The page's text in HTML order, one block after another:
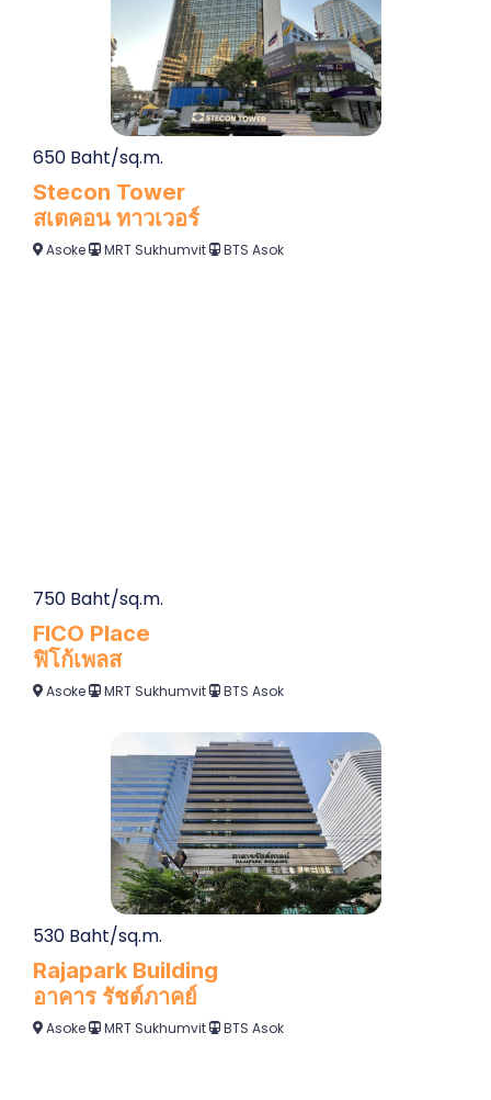
650 Baht/sq.m.
Stecon Tower
สเตคอน ทาวเวอร์
Asoke MRT Sukhumvit BTS Asok
750 Baht/sq.m.
FICO Place
ฟิโก้เพลส
Asoke MRT Sukhumvit BTS Asok
530 Baht/sq.m.
Rajapark Building
อาคาร รัชต์ภาคย์
Asoke MRT Sukhumvit BTS Asok